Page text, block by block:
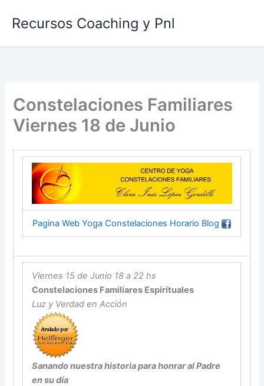
Recursos Coaching y Pnl
Constelaciones Familiares
Viernes 18 de Junio
Pagina Web Yoga Constelaciones Horario Blog
Viernes 15 de Junio 18 a 22 hs
Constelaciones Familiares Espirituales
Luz y Verdad en Acción
Sanando nuestra historia para honrar al Padre
en su día